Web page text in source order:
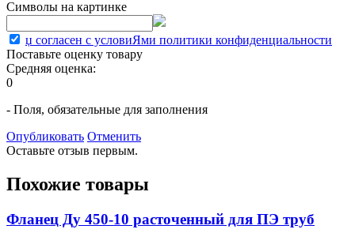
Символы на картинке
џ согласен с условиЯми политики конфиденциальности
Поставьте оценку товару
Средняя оценка:
0
- Поля, обязательные для заполнения
Опубликовать Отменить
Оставьте отзыв первым.
Похожие товары
Фланец Ду 450-10 расточенный для ПЭ труб